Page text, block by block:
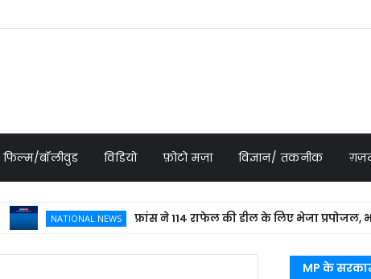
फिल्म/बॉलीवुड विडियो फ़ोटो मज़ा विज्ञान/ तकनीक
NATIONAL NEWS फ्रांस ने 114 राफेल की डील के लिए भेजा प्रपोजल, भारत में
MP के